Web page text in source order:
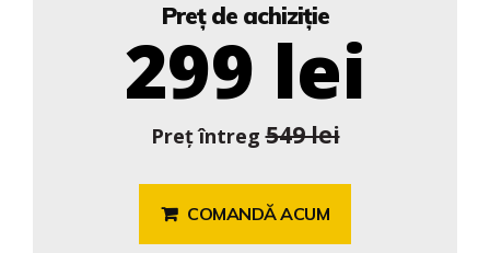
Preț de achiziție
299 lei
Preț întreg549 lei
COMANDĂ ACUM